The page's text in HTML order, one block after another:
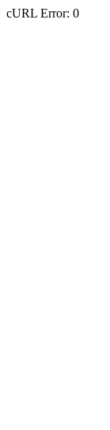
cURL Error: 0